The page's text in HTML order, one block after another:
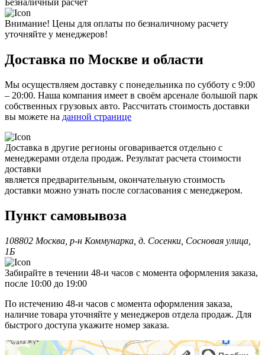
Безналичный расчет
Внимание! Цены для оплаты по безналичному расчету
уточняйте у менеджеров!
Доставка по Москве и области
Мы осуществляем доставку с понедельника по субботу с 9:00
– 20:00. Наша компания имеет в своём арсенале большой парк
собственных грузовых авто. Рассчитать стоимость доставки
вы можете на данной странице
Доставка в другие регионы оговаривается отдельно с
менеджерами отдела продаж. Результат расчета стоимости
доставки
является предварительным, окончательную стоимость
доставки можно узнать после согласования с менеджером.
Пункт самовывоза
108802 Москва, р-н Коммунарка, д. Сосенки, Сосновая улица,
1Б
Забирайте в течении 48-и часов с момента оформления заказа,
после 10:00 до 19:00
По истечению 48-и часов с момента оформления заказа,
наличие товара уточняйте у менеджеров отдела продаж. Для
быстрого доступа укажите номер заказа.